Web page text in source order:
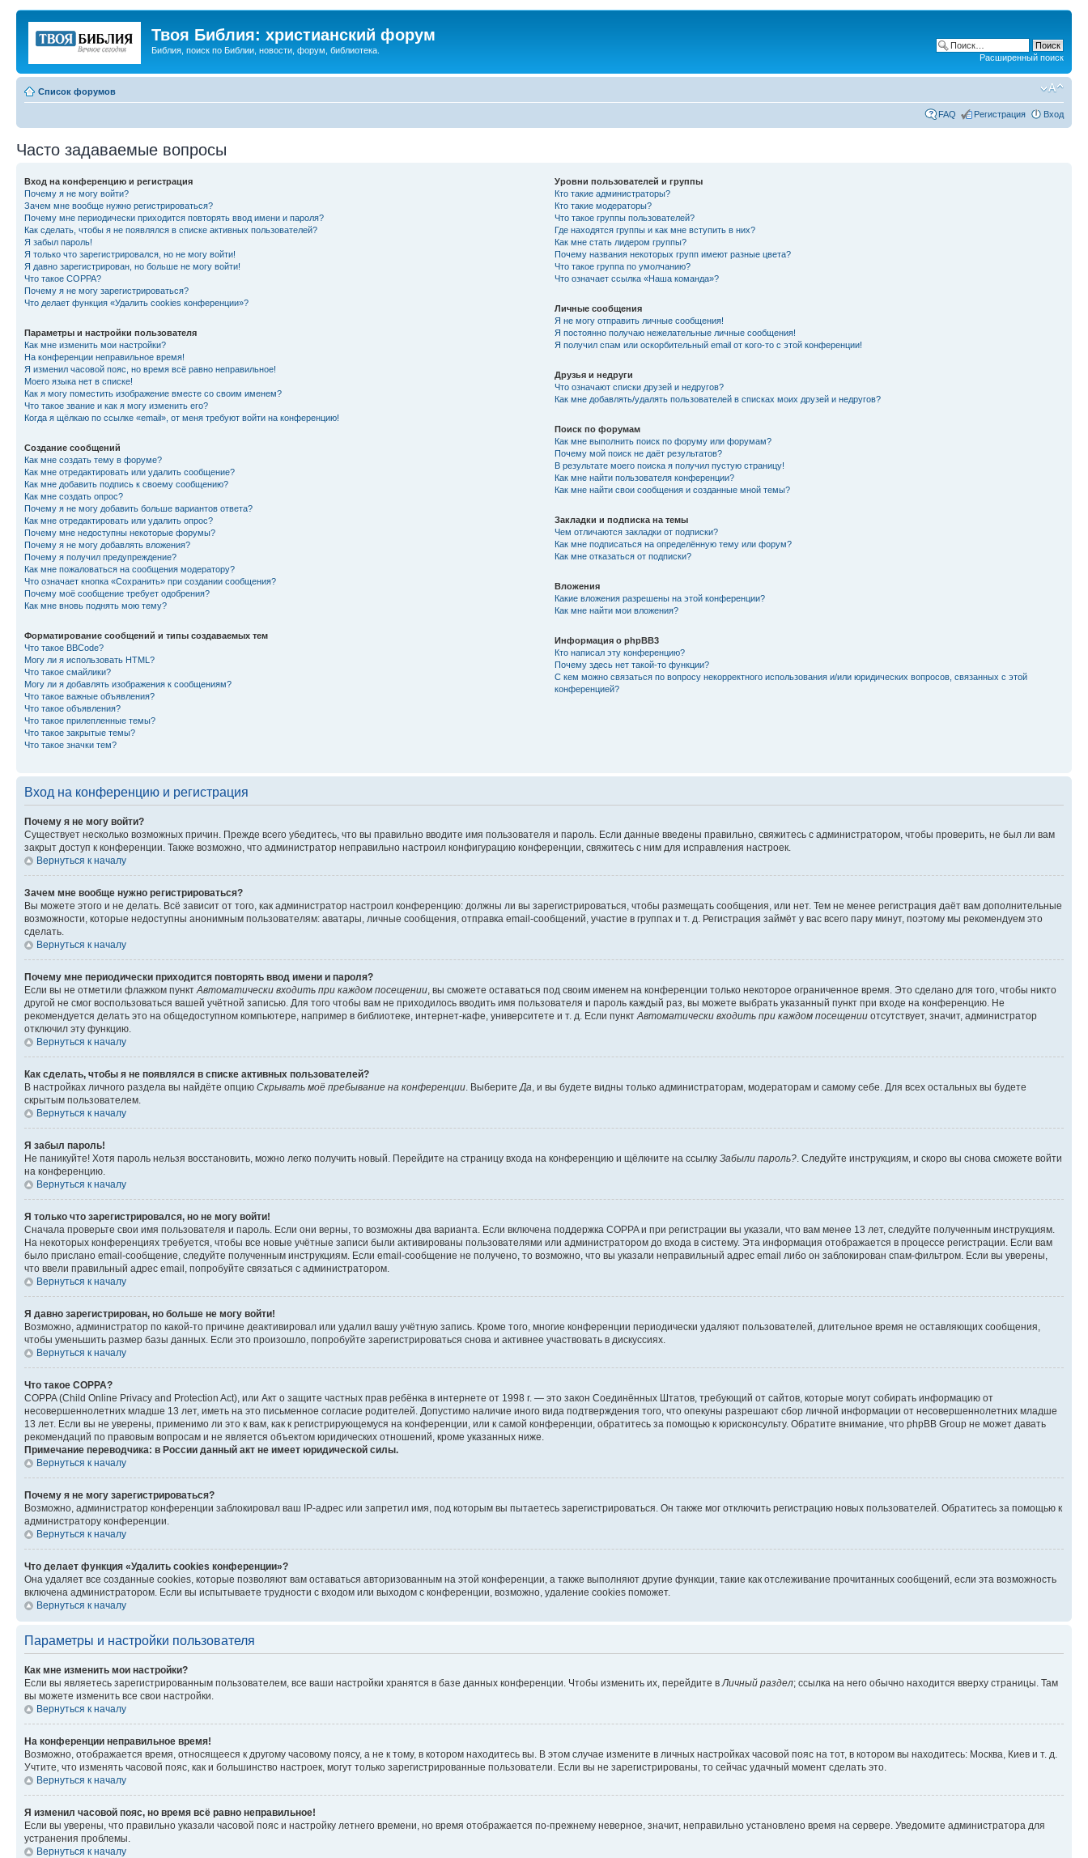
Твоя Библия: христианский форум
Библия, поиск по Библии, новости, форум, библиотека.
Расширенный поиск
Список форумов
FAQ Регистрация Вход
Часто задаваемые вопросы
Вход на конференцию и регистрация
Почему я не могу войти?
Зачем мне вообще нужно регистрироваться?
Почему мне периодически приходится повторять ввод имени и пароля?
Как сделать, чтобы я не появлялся в списке активных пользователей?
Я забыл пароль!
Я только что зарегистрировался, но не могу войти!
Я давно зарегистрирован, но больше не могу войти!
Что такое COPPA?
Почему я не могу зарегистрироваться?
Что делает функция «Удалить cookies конференции»?
Параметры и настройки пользователя
Как мне изменить мои настройки?
На конференции неправильное время!
Я изменил часовой пояс, но время всё равно неправильное!
Моего языка нет в списке!
Как я могу поместить изображение вместе со своим именем?
Что такое звание и как я могу изменить его?
Когда я щёлкаю по ссылке «email», от меня требуют войти на конференцию!
Создание сообщений
Как мне создать тему в форуме?
Как мне отредактировать или удалить сообщение?
Как мне добавить подпись к своему сообщению?
Как мне создать опрос?
Почему я не могу добавить больше вариантов ответа?
Как мне отредактировать или удалить опрос?
Почему мне недоступны некоторые форумы?
Почему я не могу добавлять вложения?
Почему я получил предупреждение?
Как мне пожаловаться на сообщения модератору?
Что означает кнопка «Сохранить» при создании сообщения?
Почему моё сообщение требует одобрения?
Как мне вновь поднять мою тему?
Форматирование сообщений и типы создаваемых тем
Что такое BBCode?
Могу ли я использовать HTML?
Что такое смайлики?
Могу ли я добавлять изображения к сообщениям?
Что такое важные объявления?
Что такое объявления?
Что такое прилепленные темы?
Что такое закрытые темы?
Что такое значки тем?
Уровни пользователей и группы
Кто такие администраторы?
Кто такие модераторы?
Что такое группы пользователей?
Где находятся группы и как мне вступить в них?
Как мне стать лидером группы?
Почему названия некоторых групп имеют разные цвета?
Что такое группа по умолчанию?
Что означает ссылка «Наша команда»?
Личные сообщения
Я не могу отправить личные сообщения!
Я постоянно получаю нежелательные личные сообщения!
Я получил спам или оскорбительный email от кого-то с этой конференции!
Друзья и недруги
Что означают списки друзей и недругов?
Как мне добавлять/удалять пользователей в списках моих друзей и недругов?
Поиск по форумам
Как мне выполнить поиск по форуму или форумам?
Почему мой поиск не даёт результатов?
В результате моего поиска я получил пустую страницу!
Как мне найти пользователя конференции?
Как мне найти свои сообщения и созданные мной темы?
Закладки и подписка на темы
Чем отличаются закладки от подписки?
Как мне подписаться на определённую тему или форум?
Как мне отказаться от подписки?
Вложения
Какие вложения разрешены на этой конференции?
Как мне найти мои вложения?
Информация о phpBB3
Кто написал эту конференцию?
Почему здесь нет такой-то функции?
С кем можно связаться по вопросу некорректного использования и/или юридических вопросов, связанных с этой
конференцией?
Вход на конференцию и регистрация
Почему я не могу войти?
Существует несколько возможных причин. Прежде всего убедитесь, что вы правильно вводите имя пользователя и пароль. Если данные введены правильно, свяжитесь с администратором, чтобы проверить, не был ли вам
закрыт доступ к конференции. Также возможно, что администратор неправильно настроил конфигурацию конференции, свяжитесь с ним для исправления настроек.
Вернуться к началу
Зачем мне вообще нужно регистрироваться?
Вы можете этого и не делать. Всё зависит от того, как администратор настроил конференцию: должны ли вы зарегистрироваться, чтобы размещать сообщения, или нет. Тем не менее регистрация даёт вам дополнительные
возможности, которые недоступны анонимным пользователям: аватары, личные сообщения, отправка email-сообщений, участие в группах и т. д. Регистрация займёт у вас всего пару минут, поэтому мы рекомендуем это
сделать.
Вернуться к началу
Почему мне периодически приходится повторять ввод имени и пароля?
Если вы не отметили флажком пункт Автоматически входить при каждом посещении , вы сможете оставаться под своим именем на конференции только некоторое ограниченное время. Это сделано для того, чтобы никто
другой не смог воспользоваться вашей учётной записью. Для того чтобы вам не приходилось вводить имя пользователя и пароль каждый раз, вы можете выбрать указанный пункт при входе на конференцию. Не
рекомендуется делать это на общедоступном компьютере, например в библиотеке, интернет-кафе, университете и т. д. Если пункт Автоматически входить при каждом посещении отсутствует, значит, администратор
отключил эту функцию.
Вернуться к началу
Как сделать, чтобы я не появлялся в списке активных пользователей?
В настройках личного раздела вы найдёте опцию Скрывать моё пребывание на конференции . Выберите Да , и вы будете видны только администраторам, модераторам и самому себе. Для всех остальных вы будете
скрытым пользователем.
Вернуться к началу
Я забыл пароль!
Не паникуйте! Хотя пароль нельзя восстановить, можно легко получить новый. Перейдите на страницу входа на конференцию и щёлкните на ссылку Забыли пароль? . Следуйте инструкциям, и скоро вы снова сможете войти
на конференцию.
Вернуться к началу
Я только что зарегистрировался, но не могу войти!
Сначала проверьте свои имя пользователя и пароль. Если они верны, то возможны два варианта. Если включена поддержка COPPA и при регистрации вы указали, что вам менее 13 лет, следуйте полученным инструкциям.
На некоторых конференциях требуется, чтобы все новые учётные записи были активированы пользователями или администратором до входа в систему. Эта информация отображается в процессе регистрации. Если вам
было прислано email-сообщение, следуйте полученным инструкциям. Если email-сообщение не получено, то возможно, что вы указали неправильный адрес email либо он заблокирован спам-фильтром. Если вы уверены,
что ввели правильный адрес email, попробуйте связаться с администратором.
Вернуться к началу
Я давно зарегистрирован, но больше не могу войти!
Возможно, администратор по какой-то причине деактивировал или удалил вашу учётную запись. Кроме того, многие конференции периодически удаляют пользователей, длительное время не оставляющих сообщения,
чтобы уменьшить размер базы данных. Если это произошло, попробуйте зарегистрироваться снова и активнее участвовать в дискуссиях.
Вернуться к началу
Что такое COPPA?
COPPA (Child Online Privacy and Protection Act), или Акт о защите частных прав ребёнка в интернете от 1998 г. — это закон Соединённых Штатов, требующий от сайтов, которые могут собирать информацию от
несовершеннолетних младше 13 лет, иметь на это письменное согласие родителей. Допустимо наличие иного вида подтверждения того, что опекуны разрешают сбор личной информации от несовершеннолетних младше
13 лет. Если вы не уверены, применимо ли это к вам, как к регистрирующемуся на конференции, или к самой конференции, обратитесь за помощью к юрисконсульту. Обратите внимание, что phpBB Group не может давать
рекомендаций по правовым вопросам и не является объектом юридических отношений, кроме указанных ниже.
Примечание переводчика: в России данный акт не имеет юридической силы.
Вернуться к началу
Почему я не могу зарегистрироваться?
Возможно, администратор конференции заблокировал ваш IP-адрес или запретил имя, под которым вы пытаетесь зарегистрироваться. Он также мог отключить регистрацию новых пользователей. Обратитесь за помощью к
администратору конференции.
Вернуться к началу
Что делает функция «Удалить cookies конференции»?
Она удаляет все созданные cookies, которые позволяют вам оставаться авторизованным на этой конференции, а также выполняют другие функции, такие как отслеживание прочитанных сообщений, если эта возможность
включена администратором. Если вы испытываете трудности с входом или выходом с конференции, возможно, удаление cookies поможет.
Вернуться к началу
Параметры и настройки пользователя
Как мне изменить мои настройки?
Если вы являетесь зарегистрированным пользователем, все ваши настройки хранятся в базе данных конференции. Чтобы изменить их, перейдите в Личный раздел; ссылка на него обычно находится вверху страницы. Там
вы можете изменить все свои настройки.
Вернуться к началу
На конференции неправильное время!
Возможно, отображается время, относящееся к другому часовому поясу, а не к тому, в котором находитесь вы. В этом случае измените в личных настройках часовой пояс на тот, в котором вы находитесь: Москва, Киев и т. д.
Учтите, что изменять часовой пояс, как и большинство настроек, могут только зарегистрированные пользователи. Если вы не зарегистрированы, то сейчас удачный момент сделать это.
Вернуться к началу
Я изменил часовой пояс, но время всё равно неправильное!
Если вы уверены, что правильно указали часовой пояс и настройку летнего времени, но время отображается по-прежнему неверное, значит, неправильно установлено время на сервере. Уведомите администратора для
устранения проблемы.
Вернуться к началу